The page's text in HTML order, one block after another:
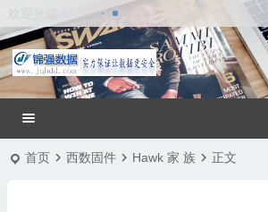
首页 西数固件 Hawk 家 族 正文